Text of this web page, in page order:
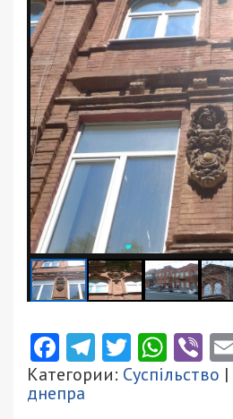
Facebook
Telegram
Twitter
Категории: Суспільство
днепра